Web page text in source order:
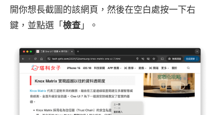
開你想長截圖的該網頁，然後在空白處按一下右
鍵，並點選「 檢查 」。